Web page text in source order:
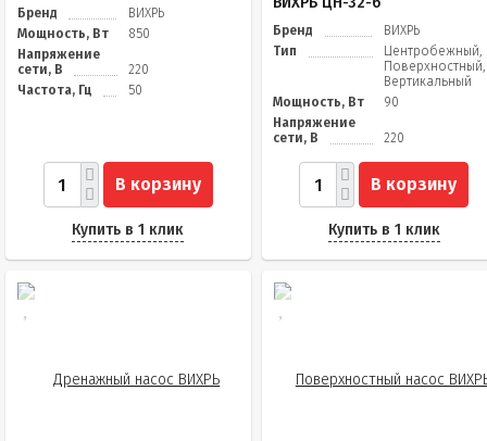
Бренд
ВИХРЬ
Мощность, Вт
850
Напряжение
сети, В
220
Частота, Гц
50
В корзину
Купить в 1 клик
Бренд
ВИХРЬ
Тип
Центробежный,
Поверхностный,
Вертикальный
Мощность, Вт
90
Напряжение
сети, В
220
В корзину
Купить в 1 клик